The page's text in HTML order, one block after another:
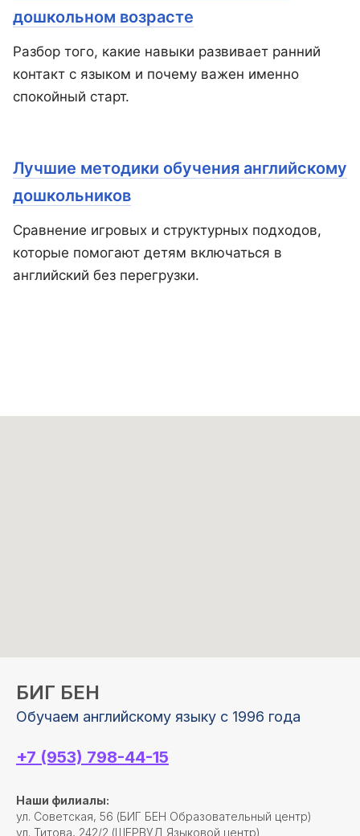
дошкольном возрасте
Разбор того, какие навыки развивает ранний
контакт с языком и почему важен именно
спокойный старт.
Лучшие методики обучения английскому
дошкольников
Сравнение игровых и структурных подходов,
которые помогают детям включаться в
английский без перегрузки.
БИГ БЕН
Обучаем английскому языку с 1996 года
+7 (953) 798-44-15
Наши филиалы:
ул. Советская, 56 (БИГ БЕН Образовательный центр)
ул. Титова, 242/2 (ШЕРВУД Языковой центр)